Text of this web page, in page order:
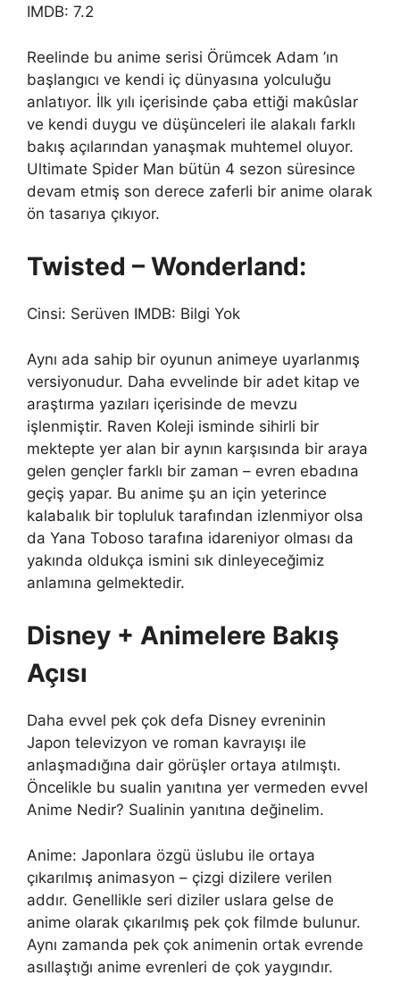
IMDB: 7.2
Reelinde bu anime serisi Örümcek Adam ’ın
başlangıcı ve kendi iç dünyasına yolculuğu
anlatıyor. İlk yılı içerisinde çaba ettiği makûslar
ve kendi duygu ve düşünceleri ile alakalı farklı
bakış açılarından yanaşmak muhtemel oluyor.
Ultimate Spider Man bütün 4 sezon süresince
devam etmiş son derece zaferli bir anime olarak
ön tasarıya çıkıyor.
Twisted – Wonderland:
Cinsi: Serüven IMDB: Bilgi Yok
Aynı ada sahip bir oyunun animeye uyarlanmış
versiyonudur. Daha evvelinde bir adet kitap ve
araştırma yazıları içerisinde de mevzu
işlenmiştir. Raven Koleji isminde sihirli bir
mektepte yer alan bir aynın karşısında bir araya
gelen gençler farklı bir zaman – evren ebadına
geçiş yapar. Bu anime şu an için yeterince
kalabalık bir topluluk tarafından izlenmiyor olsa
da Yana Toboso tarafına idareniyor olması da
yakında oldukça ismini sık dinleyeceğimiz
anlamına gelmektedir.
Disney + Animelere Bakış
Açısı
Daha evvel pek çok defa Disney evreninin
Japon televizyon ve roman kavrayışı ile
anlaşmadığına dair görüşler ortaya atılmıştı.
Öncelikle bu sualin yanıtına yer vermeden evvel
Anime Nedir? Sualinin yanıtına değinelim.
Anime: Japonlara özgü üslubu ile ortaya
çıkarılmış animasyon – çizgi dizilere verilen
addır. Genellikle seri diziler uslara gelse de
anime olarak çıkarılmış pek çok filmde bulunur.
Aynı zamanda pek çok animenin ortak evrende
asıllaştığı anime evrenleri de çok yaygındır.